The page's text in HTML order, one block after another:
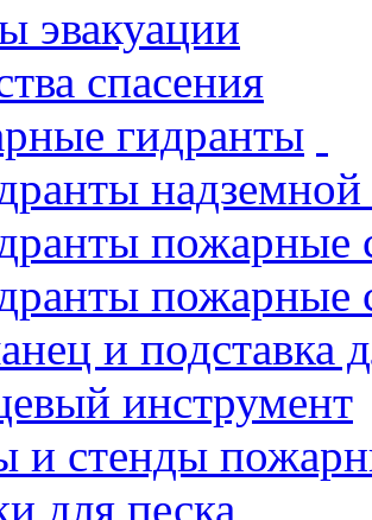
эвакуации
спасения
гидранты
пожарные
пожарные
и подставка
инструмент
и стенды
для песка